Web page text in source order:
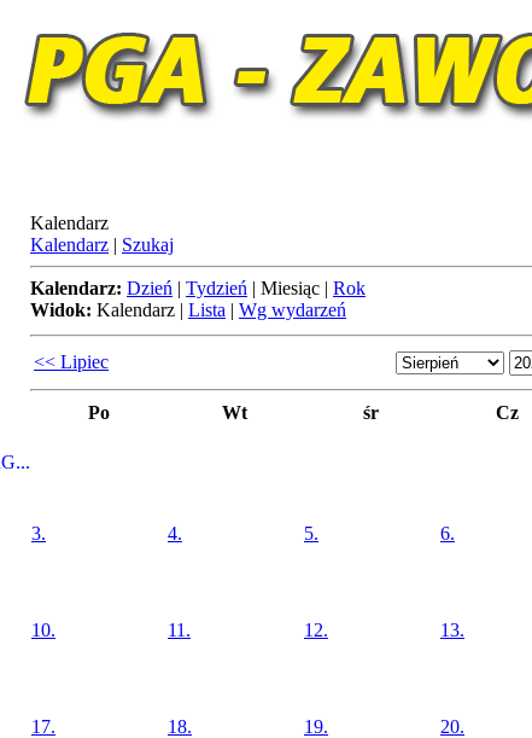
Kalendarz
Kalendarz | Szukaj
Kalendarz: Dzień | Tydzień | Miesiąc | Rok
Widok: Kalendarz | Lista | Wg wydarzeń
<< Lipiec
Po Wt śr Cz
3. 4. 5. 6.
10. 11. 12. 13.
17. 18. 19. 20.